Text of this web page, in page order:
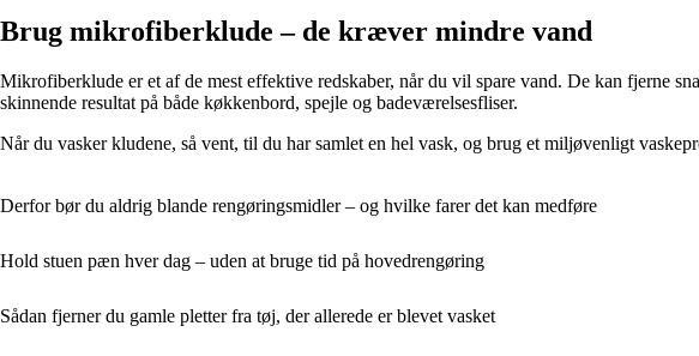
Brug mikrofiberklude – de kræver mindre vand
Mikrofiberklude er et af de mest effektive redskaber, når du vil spare vand. De kan fjerne
skinnende resultat på både køkkenbord, spejle og badeværelsesfliser.
Når du vasker kludene, så vent, til du har samlet en hel vask, og brug et miljøvenligt
Derfor bør du aldrig blande rengøringsmidler – og hvilke farer det kan medføre
Hold stuen pæn hver dag – uden at bruge tid på hovedrengøring
Sådan fjerner du gamle pletter fra tøj, der allerede er blevet vasket